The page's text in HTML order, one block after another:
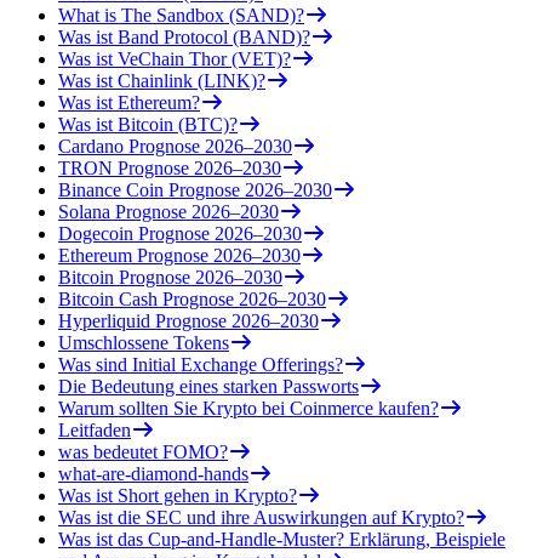
What is The Sandbox (SAND)?
Was ist Band Protocol (BAND)?
Was ist VeChain Thor (VET)?
Was ist Chainlink (LINK)?
Was ist Ethereum?
Was ist Bitcoin (BTC)?
Cardano Prognose 2026–2030
TRON Prognose 2026–2030
Binance Coin Prognose 2026–2030
Solana Prognose 2026–2030
Dogecoin Prognose 2026–2030
Ethereum Prognose 2026–2030
Bitcoin Prognose 2026–2030
Bitcoin Cash Prognose 2026–2030
Hyperliquid Prognose 2026–2030
Umschlossene Tokens
Was sind Initial Exchange Offerings?
Die Bedeutung eines starken Passworts
Warum sollten Sie Krypto bei Coinmerce kaufen?
Leitfaden
was bedeutet FOMO?
what-are-diamond-hands
Was ist Short gehen in Krypto?
Was ist die SEC und ihre Auswirkungen auf Krypto?
Was ist das Cup-and-Handle-Muster? Erklärung, Beispiele